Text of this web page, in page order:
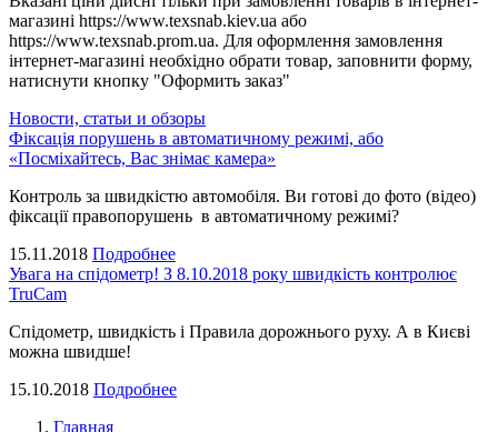
магазині https://www.texsnab.kiev.ua або
https://www.texsnab.prom.ua. Для оформлення замовлення
інтернет-магазині необхідно обрати товар, заповнити форму,
натиснути кнопку "Оформить заказ"
Новости, статьи и обзоры
Фіксація порушень в автоматичному режимі, або
«Посміхайтесь, Вас знімає камера»
Контроль за швидкістю автомобіля. Ви готові до фото (відео)
фіксації правопорушень в автоматичному режимі?
15.11.2018 Подробнее
Увага на спідометр! З 8.10.2018 року швидкість контролює
TruCam
Спідометр, швидкість і Правила дорожнього руху. А в Києві
можна швидше!
15.10.2018 Подробнее
Главная